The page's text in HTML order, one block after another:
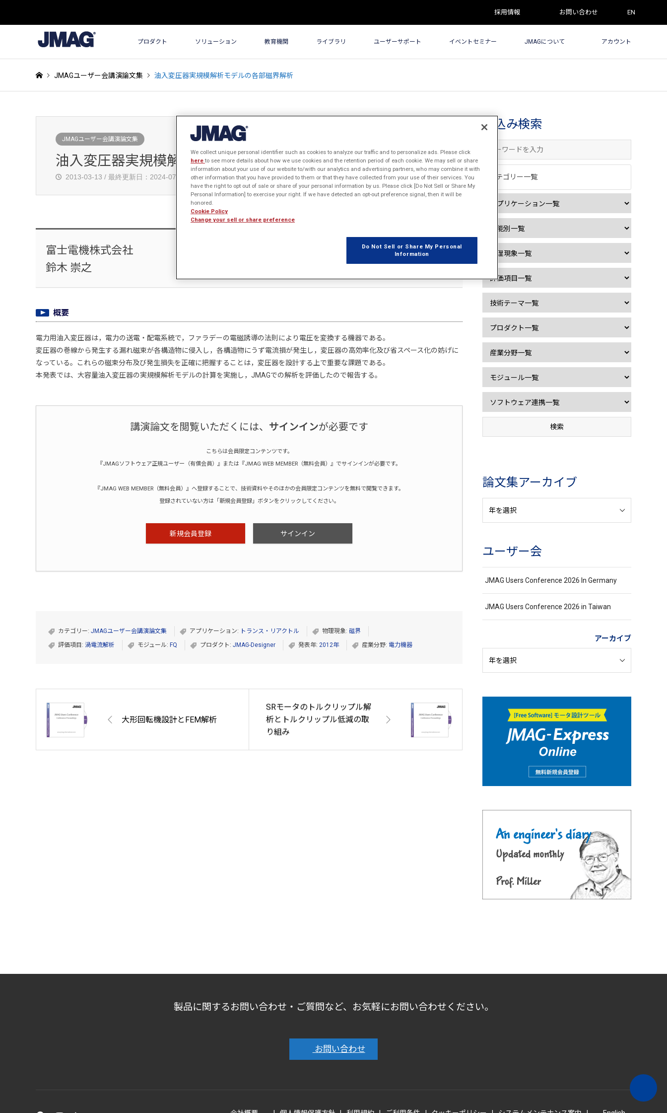
採用情報 お問い合わせ EN
プロダクト ソリューション 教育機関 ライブラリ ユーザーサポート イベントセミナー JMAGについて アカウント
JMAGユーザー会講演論文集 油入変圧器実規模解析モデルの各部磁界解析
JMAGユーザー会講演論文集
油入変圧器実規模解析モデルの各部磁界解析
2013-03-13 / 最終更新日：2024-07-29 発表年: 2012年
富士電機株式会社
鈴木 崇之
概要
電力用油入変圧器は，電力の送電・配電系統で，ファラデーの電磁誘導の法則により電圧を変換する機器である。
変圧器の巻線から発生する漏れ磁束が各構造物に侵入し，各構造物にうず電流損が発生し，変圧器の高効率化及び省スペース化の妨げに
なっている。これらの磁束分布及び発生損失を正確に把握することは，変圧器を設計する上で重要な課題である。
本発表では、大容量油入変圧器の実規模解析モデルの計算を実施し，JMAGでの解析を評価したので報告する。
講演論文を閲覧いただくには、 サインインが必要です
こちらは会員限定コンテンツです。
『JMAGソフトウェア正規ユーザー（有償会員）』または『JMAG WEB MEMBER（無料会員）』でサインインが必要です。
『JMAG WEB MEMBER（無料会員）』へ登録することで、技術資料やそのほかの会員限定コンテンツを無料で閲覧できます。
登録されていない方は「新規会員登録」ボタンをクリックしてください。
新規会員登録 サインイン
カテゴリー: JMAGユーザー会講演論文集 アプリケーション: トランス・リアクトル 物理現象: 磁界
評価項目: 渦電流解析 モジュール: FQ プロダクト: JMAG-Designer 発表年: 2012年 産業分野: 電力機器
大形回転機設計とFEM解析
SRモータのトルクリップル解
析とトルクリップル低減の取
り組み
絞込み検索
カテゴリー一覧
論文集アーカイブ
ユーザー会
JMAG Users Conference 2026 In Germany
JMAG Users Conference 2026 in Taiwan
アーカイブ
製品に関するお問い合わせ・ご質問など、お気軽にお問い合わせください。
お問い合わせ
We collect unique personal identifier such as cookies to analyze our traffic and to personalize ads. Please click
hereto see more details about how we use cookies and the retention period of each cookie. We may sell or share
information about your use of our website to/with our analytics and advertising partners, who may combine it with
other information that you have provided to them or that they have collected from your use of their services. You
have the right to opt out of sale or share of your personal information by us. Please click [Do Not Sell or Share My
Personal Information] to exercise your right. If we have detected an opt-out preference signal, then it will be
honored.
Cookie Policy
Change your sell or share preference
Do Not Sell or Share My Personal
Information